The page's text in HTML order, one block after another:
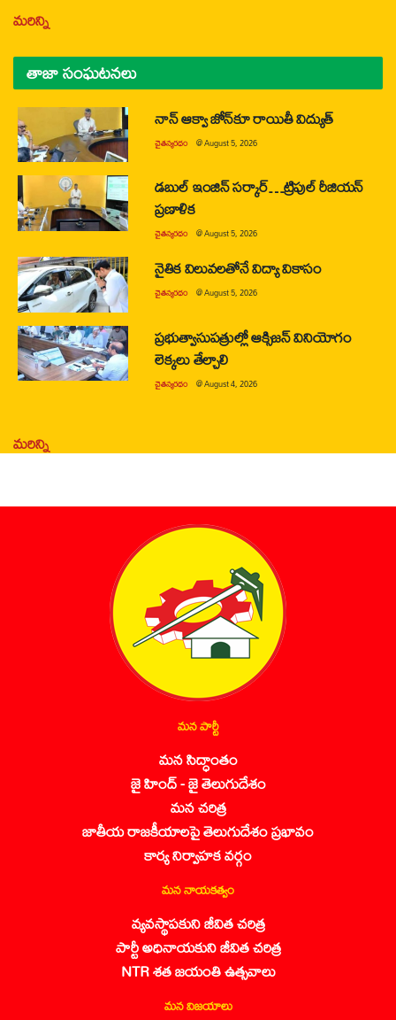
మరిన్ని
తాజా సంఘటనలు
నాన్ ఆక్వా జోన్‌కూ రాయితీ విద్యుత్
చైతన్యరధం @August 5, 2026
డబుల్ ఇంజిన్ సర్కార్…ట్రిపుల్ రీజియన్
ప్రణాళిక
చైతన్యరధం @August 5, 2026
నైతిక విలువలతోనే విద్యా వికాసం
చైతన్యరధం @August 5, 2026
ప్రభుత్వాసుపత్రుల్లో ఆక్సిజన్ వినియోగం
లెక్కలు తేల్చాలి
చైతన్యరధం @August 4, 2026
మరిన్ని
మన పార్టీ
మన సిద్ధాంతం
జై హింద్ - జై తెలుగుదేశం
మన చరిత్ర
జాతీయ రాజకీయాలపై తెలుగుదేశం ప్రభావం
కార్య నిర్వాహక వర్గం
మన నాయకత్వం
వ్యవస్థాపకుని జీవిత చరిత్ర
పార్టీ అధినాయకుని జీవిత చరిత్ర
NTR శత జయంతి ఉత్సవాలు
మన విజయాలు